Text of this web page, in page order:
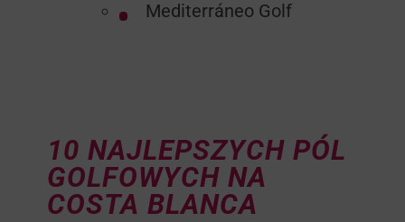
Mediterráneo Golf
10 NAJLEPSZYCH PÓL
GOLFOWYCH NA
COSTA BLANCA